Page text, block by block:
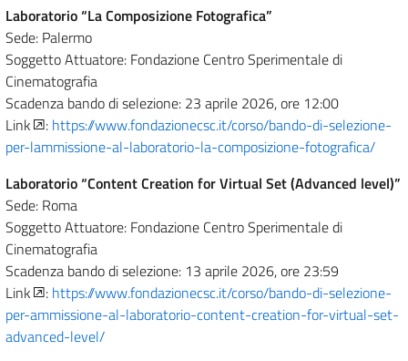
Laboratorio “La Composizione Fotografica”
Sede: Palermo
Soggetto Attuatore: Fondazione Centro Sperimentale di
Cinematografia
Scadenza bando di selezione: 23 aprile 2026, ore 12:00
Link
: https://www.fondazionecsc.it/corso/bando-di-selezione-
per-lammissione-al-laboratorio-la-composizione-fotografica/
Laboratorio “Content Creation for Virtual Set (Advanced level)”
Sede: Roma
Soggetto Attuatore: Fondazione Centro Sperimentale di
Cinematografia
Scadenza bando di selezione: 13 aprile 2026, ore 23:59
Link
: https://www.fondazionecsc.it/corso/bando-di-selezione-
per-ammissione-al-laboratorio-content-creation-for-virtual-set-
advanced-level/